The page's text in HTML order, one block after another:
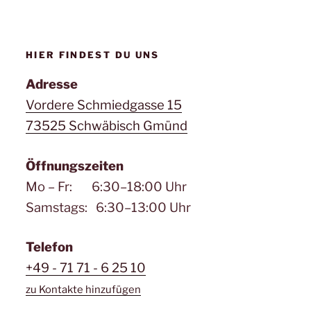
HIER FINDEST DU UNS
Adresse
Vordere Schmiedgasse 15
73525 Schwäbisch Gmünd
Öffnungszeiten
Mo – Fr: 6:30–18:00 Uhr
Samstags: 6:30–13:00 Uhr
Telefon
+49 - 71 71 - 6 25 10
zu Kontakte hinzufügen